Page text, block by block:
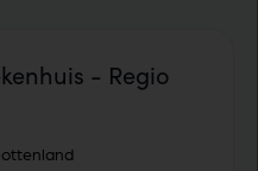
- Regio